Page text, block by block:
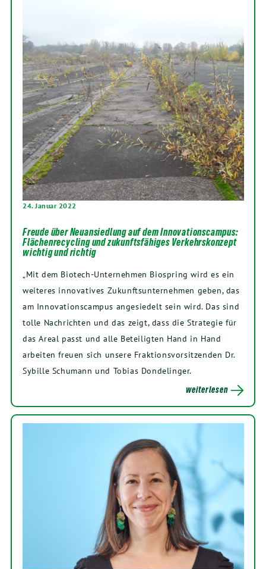
24. Januar 2022
Freude über Neuansiedlung auf dem Innovationscampus:
Flächenrecycling und zukunftsfähiges Verkehrskonzept
wichtig und richtig
„Mit dem Biotech-Unternehmen Biospring wird es ein
weiteres innovatives Zukunftsunternehmen geben, das
am Innovationscampus angesiedelt sein wird. Das sind
tolle Nachrichten und das zeigt, dass die Strategie für
das Areal passt und alle Beteiligten Hand in Hand
arbeiten freuen sich unsere Fraktionsvorsitzenden Dr.
Sybille Schumann und Tobias Dondelinger.
weiterlesen